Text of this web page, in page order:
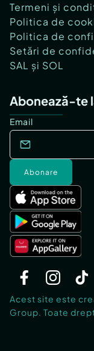
Termeni și
Politica de
Politica de
Setări de
SAL și SOL
Abonează-te
Email
Abonare
Acest site este
Group. Toate